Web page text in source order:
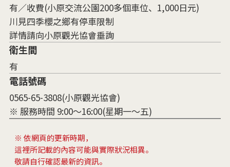
有／收費(小原交流公園200多個車位、1,000日元)
川見四季櫻之鄉有停車限制
詳情請向小原觀光協會垂詢
衛生間
有
電話號碼
0565-65-3808(小原觀光協會)
※ 服務時間 9:00～16:00(星期一～五)
※ 依網頁的更新時期，
這裡所記載的內容可能與實際狀況相異。
敬請自行確認最新的資訊。